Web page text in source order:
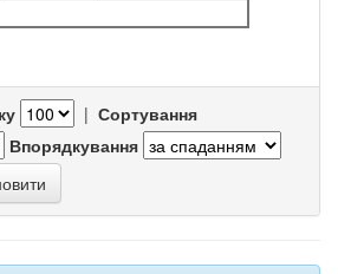
| Сортування
Впорядкування